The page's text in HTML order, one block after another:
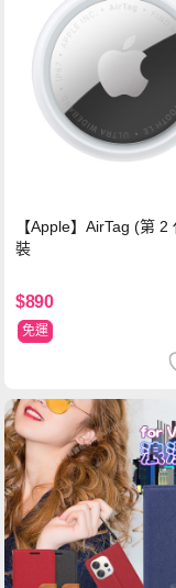
【Apple】AirTag (第 2
裝
$890
免運